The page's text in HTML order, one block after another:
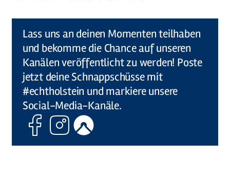
Lass uns an deinen Momenten teilhaben
und bekomme die Chance auf unseren
Kanälen veröffentlicht zu werden! Poste
jetzt deine Schnappschüsse mit
#echtholstein und markiere unsere
Social-Media-Kanäle.
FacebookInstagram
Komoot